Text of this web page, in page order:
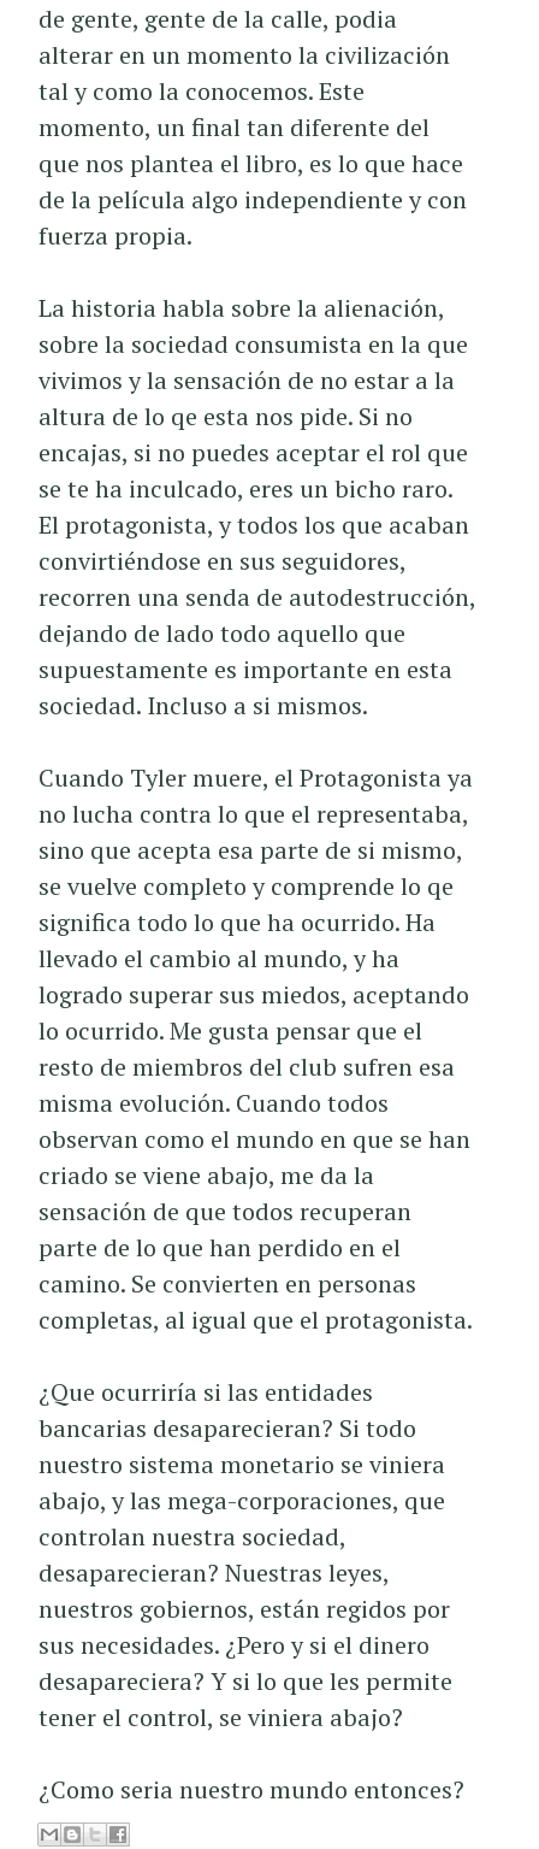
de gente, gente de la calle, podia
alterar en un momento la civilización
tal y como la conocemos. Este
momento, un final tan diferente del
que nos plantea el libro, es lo que hace
de la película algo independiente y con
fuerza propia.
La historia habla sobre la alienación,
sobre la sociedad consumista en la que
vivimos y la sensación de no estar a la
altura de lo qe esta nos pide. Si no
encajas, si no puedes aceptar el rol que
se te ha inculcado, eres un bicho raro.
El protagonista, y todos los que acaban
convirtiéndose en sus seguidores,
recorren una senda de autodestrucción,
dejando de lado todo aquello que
supuestamente es importante en esta
sociedad. Incluso a si mismos.
Cuando Tyler muere, el Protagonista ya
no lucha contra lo que el representaba,
sino que acepta esa parte de si mismo,
se vuelve completo y comprende lo qe
significa todo lo que ha ocurrido. Ha
llevado el cambio al mundo, y ha
logrado superar sus miedos, aceptando
lo ocurrido. Me gusta pensar que el
resto de miembros del club sufren esa
misma evolución. Cuando todos
observan como el mundo en que se han
criado se viene abajo, me da la
sensación de que todos recuperan
parte de lo que han perdido en el
camino. Se convierten en personas
completas, al igual que el protagonista.
¿Que ocurriría si las entidades
bancarias desaparecieran? Si todo
nuestro sistema monetario se viniera
abajo, y las mega-corporaciones, que
controlan nuestra sociedad,
desaparecieran? Nuestras leyes,
nuestros gobiernos, están regidos por
sus necesidades. ¿Pero y si el dinero
desapareciera? Y si lo que les permite
tener el control, se viniera abajo?
¿Como seria nuestro mundo entonces?